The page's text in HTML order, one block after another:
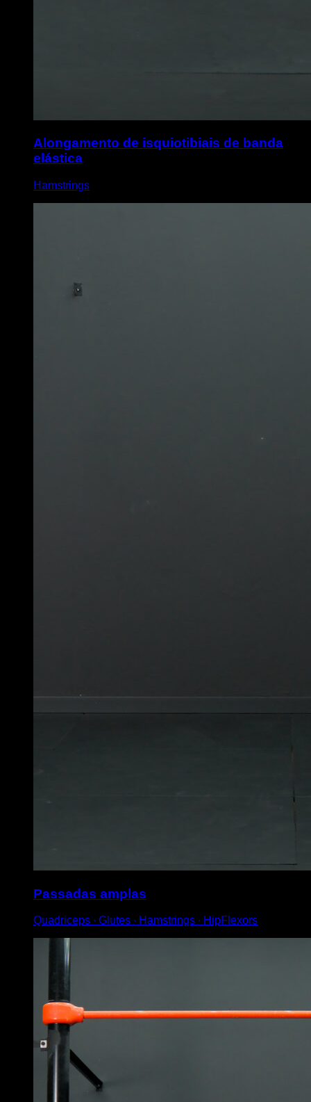
Alongamento de isquiotibiais de banda
elástica
Hamstrings
Passadas amplas
Quadriceps ∙ Glutes ∙ Hamstrings ∙ HipFlexors